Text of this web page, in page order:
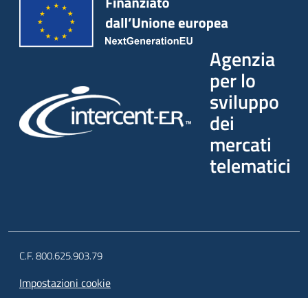
Agenzia
per lo
sviluppo
dei
mercati
telematici
C.F. 800.625.903.79
Impostazioni cookie